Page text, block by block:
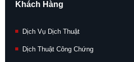
Khách Hàng
Dịch Vụ Dịch Thuật
Dịch Thuật Công Chứng